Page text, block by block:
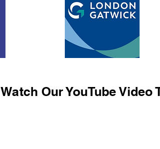
Watch Our YouTube Video